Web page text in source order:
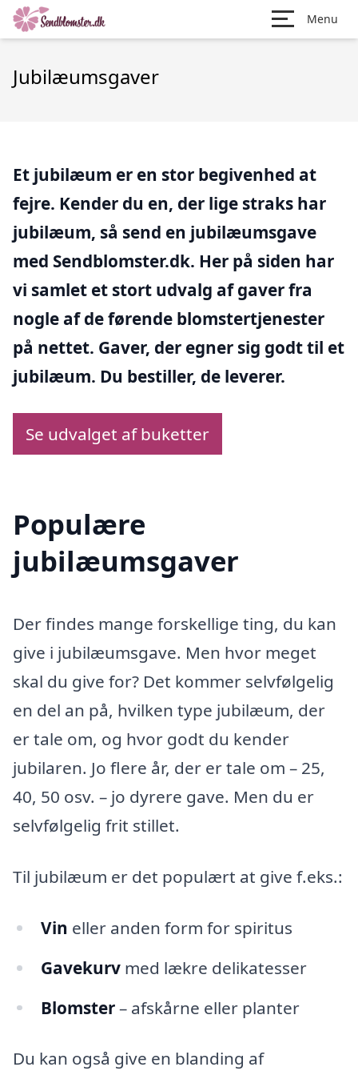
Menu
Jubilæumsgaver
Et jubilæum er en stor begivenhed at
fejre. Kender du en, der lige straks har
jubilæum, så send en jubilæumsgave
med Sendblomster.dk. Her på siden har
vi samlet et stort udvalg af gaver fra
nogle af de førende blomstertjenester
på nettet. Gaver, der egner sig godt til et
jubilæum. Du bestiller, de leverer.
Se udvalget af buketter
Populære
jubilæumsgaver
Der findes mange forskellige ting, du kan
give i jubilæumsgave. Men hvor meget
skal du give for? Det kommer selvfølgelig
en del an på, hvilken type jubilæum, der
er tale om, og hvor godt du kender
jubilaren. Jo flere år, der er tale om – 25,
40, 50 osv. – jo dyrere gave. Men du er
selvfølgelig frit stillet.
Til jubilæum er det populært at give f.eks.:
Vin eller anden form for spiritus
Gavekurvmed lækre delikatesser
Blomster– afskårne eller planter
Du kan også give en blanding af